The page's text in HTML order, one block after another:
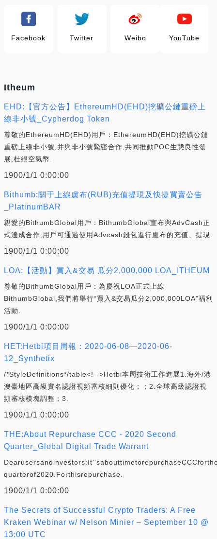
Facebook Twitter Weibo YouTube
Itheum
EHD:【官方公告】EthereumHD(EHD)挖礦公鏈重磅上
線非小號_Cypherdog Token
尊敬的EthereumHD(EHD)用戶：EthereumHD(EHD)挖礦公鏈
重磅上線非小號,并與非小號緊密合作,共同推動POC生態良性發
展,杜絕空氣幣.
1900/1/1 0:00:00
Bithumb:關于上線盧布(RUB)充值提現及快捷買賣公告
_PlatinumBAR
親愛的BithumbGlobal用戶：BithumbGlobal宣布與AdvCash正
式達成合作,用戶可通過使用Advcash錢包進行盧布的充值、提現.
1900/1/1 0:00:00
LOA:【活動】買入&交易 瓜分2,000,000 LOA_ITHEUM
尊敬的BithumbGlobal用戶：為慶祝LOA正式上線
BithumbGlobal,我們將舉行“買入&交易瓜分2,000,000LOA”福利
活動.
1900/1/1 0:00:00
HET:Hetbi項目周報：2020-06-08—2020-06-
12_Synthetix
/*StyleDefinitions*/table<!-->Hetbi本周技術工作進展1.海外/港
澳臺地區高級實名認證視頻審核細則優化；；2.全球高級認證視
頻審核模塊調整；3.
1900/1/1 0:00:00
THE:About Repurchase CCC - 2020 Second
Quarter_Global Digital Trade Warrant
quarterof2020.Forthisrepurchase.
1900/1/1 0:00:00
The Secrets of Successful Crypto Traders: A Free
Kraken Webinar w/ Nelson Minier – September 10 @
13:00 UTC